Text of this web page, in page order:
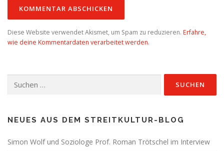
Diese Website verwendet Akismet, um Spam zu reduzieren. Erfahre,
wie deine Kommentardaten verarbeitet werden.
nach:
NEUES AUS DEM STREITKULTUR-BLOG
Simon Wolf und Soziologe Prof. Roman Trötschel im Interview